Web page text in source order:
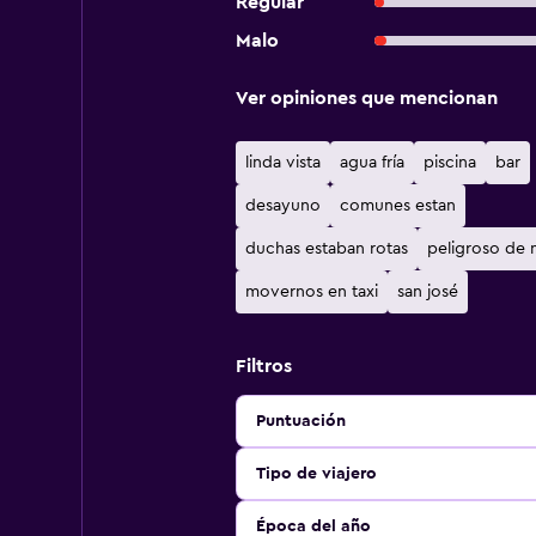
Malo
Ver opiniones que mencionan
linda vista agua fría piscina bar
desayuno comunes estan
duchas estaban rotas peligroso de
movernos en taxi san josé
Filtros
Puntuación
Tipo de viajero
Época del año